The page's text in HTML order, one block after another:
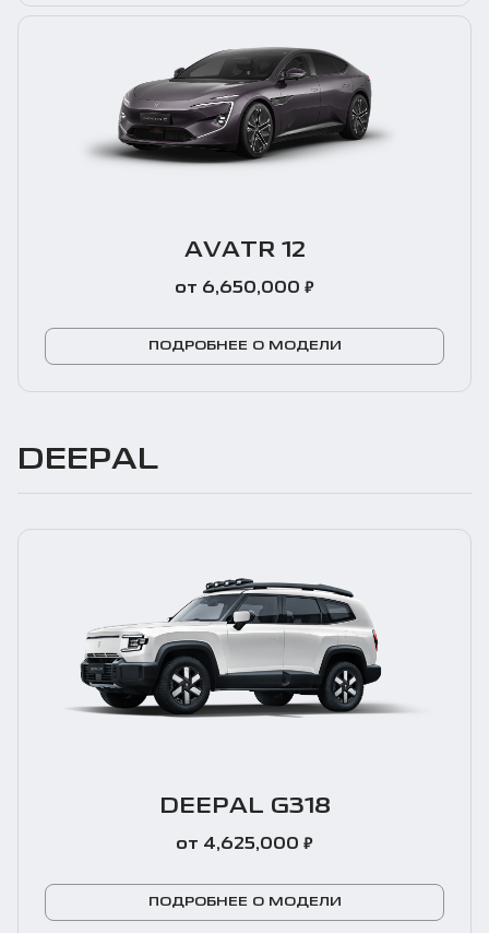
AVATR 12
от 6,650,000 ₽
ПОДРОБНЕЕ О МОДЕЛИ
DEEPAL
DEEPAL G318
от 4,625,000 ₽
ПОДРОБНЕЕ О МОДЕЛИ